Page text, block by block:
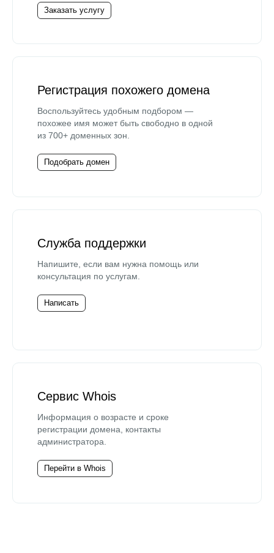
Заказать услугу
Регистрация похожего домена
Воспользуйтесь удобным подбором —
похожее имя может быть свободно в одной
из 700+ доменных зон.
Подобрать домен
Служба поддержки
Напишите, если вам нужна помощь или
консультация по услугам.
Написать
Сервис Whois
Информация о возрасте и сроке
регистрации домена, контакты
администратора.
Перейти в Whois